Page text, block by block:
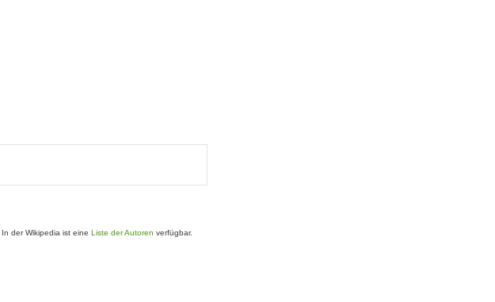
. In der Wikipedia ist eine Liste der Autoren verfügbar.